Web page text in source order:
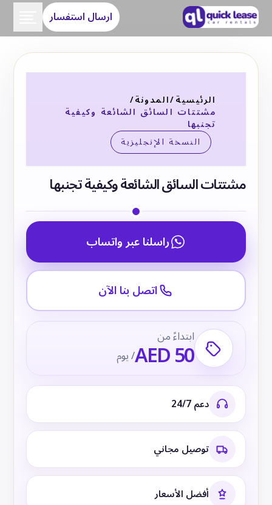
ارسال استفسار
الرئيسية/المدونة/
مشتتات السائق الشائعة وكيفية
تجنبها
النسخة الإنجليزية
مشتتات السائق الشائعة وكيفية تجنبها
راسلنا عبر واتساب
اتصل بنا الآن
ابتداءً من
AED 50/ يوم
دعم 24/7
توصيل مجاني
أفضل الأسعار